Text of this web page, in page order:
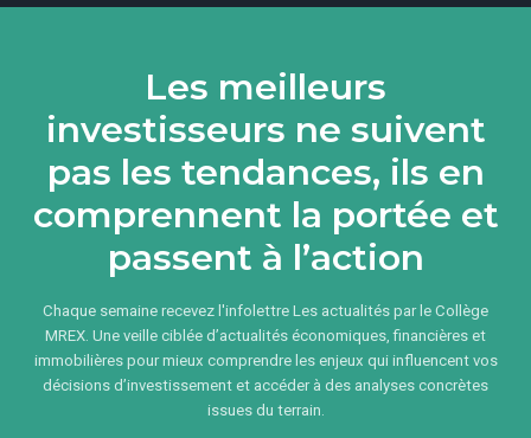
Les meilleurs
investisseurs ne suivent
pas les tendances, ils en
comprennent la portée et
passent à l’action
Chaque semaine recevez l'infolettre Les actualités par le Collège
MREX. Une veille ciblée d’actualités économiques, financières et
immobilières pour mieux comprendre les enjeux qui influencent vos
décisions d’investissement et accéder à des analyses concrètes
issues du terrain.